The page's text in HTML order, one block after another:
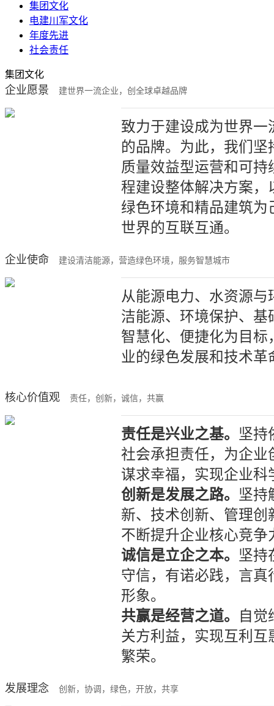
集团文化
电建川军文化
年度先进
社会责任
集团文化
企业愿景 建世界一流企业，创全球卓越品牌
致力于建设成为世界
的品牌。为此，我们坚
质量效益型运营和可
程建设整体解决方案，
绿色环境和精品建筑
世界的互联互通。
企业使命 建设清洁能源，营造绿色环境，服务智慧城市
从能源电力、水资源
洁能源、环境保护、
智慧化、便捷化为目
业的绿色发展和技术革
核心价值观 责任，创新，诚信，共赢
责任是兴业之基。 坚持
社会承担责任，为企业
谋求幸福，实现企业科
创新是发展之路。 坚持
新、技术创新、管理创
不断提升企业核心竞争
诚信是立企之本。 坚持
守信，有诺必践，言
形象。
共赢是经营之道。
自觉
关方利益，实现互利
繁荣。
发展理念 创新，协调，绿色，开放，共享